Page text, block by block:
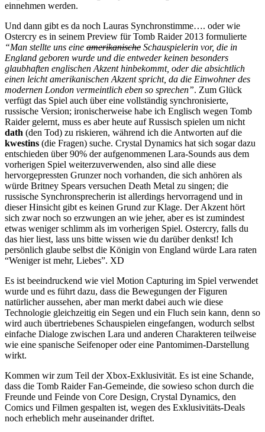
einnehmen werden.
Und dann gibt es da noch Lauras Synchronstimme…. oder wie
Ostercry es in seinem Preview für Tomb Raider 2013 formulierte
“Man stellte uns eine amerikanische Schauspielerin vor, die in
England geboren wurde und die entweder keinen besonders
glaubhaften englischen Akzent hinbekommt, oder die absichtlich
einen leicht amerikanischen Akzent spricht, da die Einwohner des
modernen London vermeintlich eben so sprechen”. Zum Glück
verfügt das Spiel auch über eine vollständig synchronisierte,
russische Version; ironischerweise habe ich Englisch wegen Tomb
Raider gelernt, muss es aber heute auf Russisch spielen um nicht
dath (den Tod) zu riskieren, während ich die Antworten auf die
kwestins (die Fragen) suche. Crystal Dynamics hat sich sogar dazu
entschieden über 90% der aufgenommenen Lara-Sounds aus dem
vorherigen Spiel weiterzuverwenden, also sind alle diese
hervorgepressten Grunzer noch vorhanden, die sich anhören als
würde Britney Spears versuchen Death Metal zu singen; die
russische Synchronsprecherin ist allerdings hervorragend und in
dieser Hinsicht gibt es keinen Grund zur Klage. Der Akzent hört
sich zwar noch so erzwungen an wie jeher, aber es ist zumindest
etwas weniger schlimm als im vorherigen Spiel. Ostercry, falls du
das hier liest, lass uns bitte wissen wie du darüber denkst! Ich
persönlich glaube selbst die Königin von England würde Lara raten
“Weniger ist mehr, Liebes”. XD
Es ist beeindruckend wie viel Motion Capturing im Spiel verwendet
wurde und es führt dazu, dass die Bewegungen der Figuren
natürlicher aussehen, aber man merkt dabei auch wie diese
Technologie gleichzeitig ein Segen und ein Fluch sein kann, denn so
wird auch übertriebenes Schauspielen eingefangen, wodurch selbst
einfache Dialoge zwischen Lara und anderen Charakteren teilweise
wie eine spanische Seifenoper oder eine Pantomimen-Darstellung
wirkt.
Kommen wir zum Teil der Xbox-Exklusivität. Es ist eine Schande,
dass die Tomb Raider Fan-Gemeinde, die sowieso schon durch die
Freunde und Feinde von Core Design, Crystal Dynamics, den
Comics und Filmen gespalten ist, wegen des Exklusivitäts-Deals
noch erheblich mehr auseinander driftet.